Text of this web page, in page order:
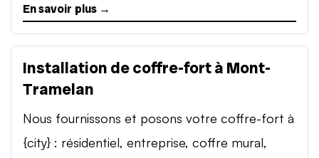
En savoir plus →
Installation de coffre-fort à Mont-
Tramelan
Nous fournissons et posons votre coffre-fort à
{city} : résidentiel, entreprise, coffre mural,